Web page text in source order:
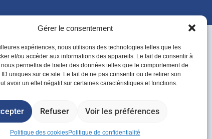
Gérer le consentement
expériences, nous utilisons des technologies telles que les
et/ou accéder aux informations des appareils. Le fait de consentir à
permettra de traiter des données telles que le comportement de
uniques sur ce site. Le fait de ne pas consentir ou de retirer son
avoir un effet négatif sur certaines caractéristiques et fonctions.
Refuser Voir les préférences
Politique des cookiesPolitique de confidentialité
Factory